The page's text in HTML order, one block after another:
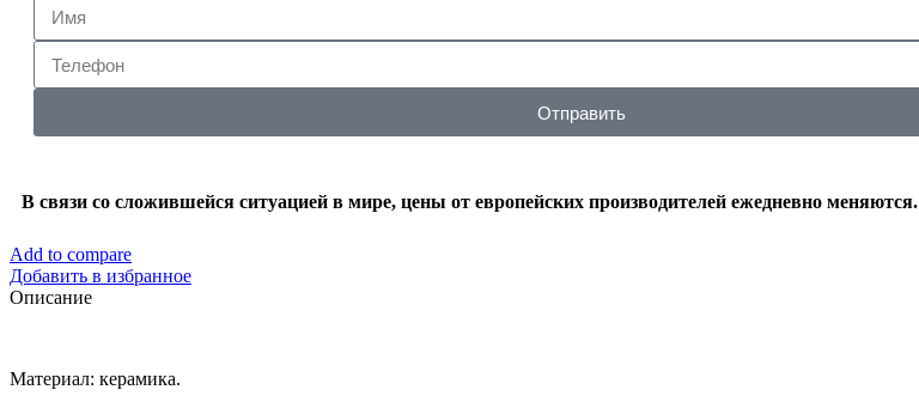
Отправить
В связи со сложившейся ситуацией в мире, цены от европейских производителей ежедневно меняются.
Add to compare
Добавить в избранное
Описание
Материал: керамика.